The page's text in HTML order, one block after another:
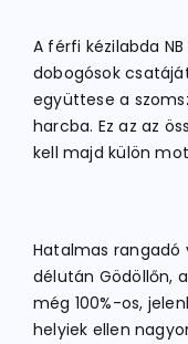
ATLÉTIKA
KERÉKPÁR
PÁLYÁK
A férfi kézilabda
dobogósok
együttese a
harcba. Ez az az
kell majd külön
Hatalmas rangadó
délután Gödöllőn,
még 100%-os,
helyiek ellen